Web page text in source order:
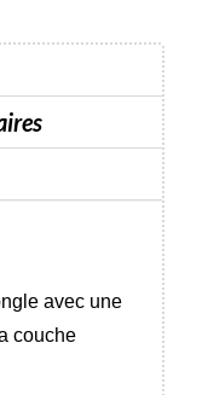
avec une
couche